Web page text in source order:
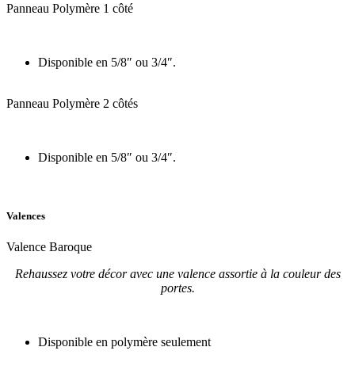
Panneau Polymère 1 côté
Disponible en 5/8″ ou 3/4″.
Panneau Polymère 2 côtés
Disponible en 5/8″ ou 3/4″.
Valences
Valence Baroque
Rehaussez votre décor avec une valence assortie à la couleur des
portes.
Disponible en polymère seulement